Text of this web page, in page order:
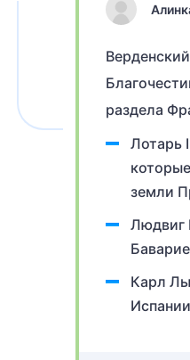
раздела
Лотарь
земли
Людвиг
Карл